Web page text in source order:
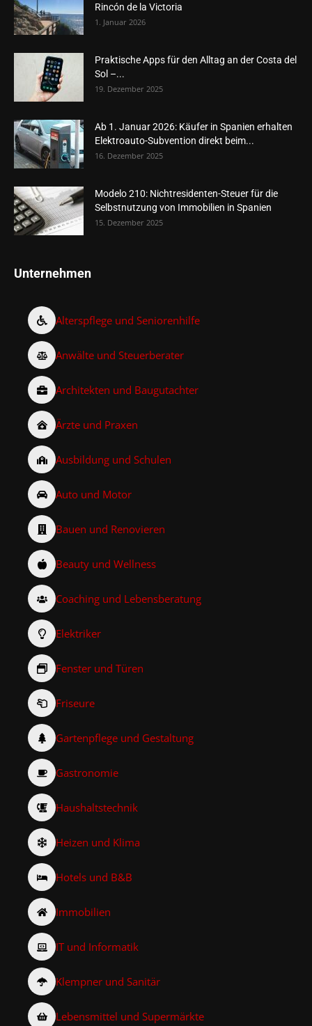
Rincón de la Victoria
1. Januar 2026
Praktische Apps für den Alltag an der Costa del
Sol –...
19. Dezember 2025
Ab 1. Januar 2026: Käufer in Spanien erhalten
Elektroauto-Subvention direkt beim...
16. Dezember 2025
Modelo 210: Nichtresidenten-Steuer für die
Selbstnutzung von Immobilien in Spanien
15. Dezember 2025
Unternehmen
Alterspflege und Seniorenhilfe
Anwälte und Steuerberater
Architekten und Baugutachter
Ärzte und Praxen
Ausbildung und Schulen
Auto und Motor
Bauen und Renovieren
Beauty und Wellness
Coaching und Lebensberatung
Elektriker
Fenster und Türen
Friseure
Gartenpflege und Gestaltung
Gastronomie
Haushaltstechnik
Heizen und Klima
Hotels und B&B
Immobilien
IT und Informatik
Klempner und Sanitär
Lebensmittel und Supermärkte